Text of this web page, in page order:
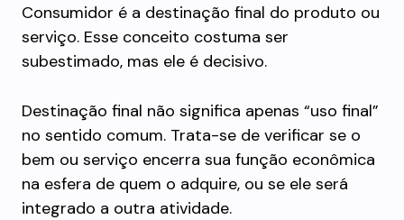
Consumidor é a destinação final do produto ou
serviço. Esse conceito costuma ser
subestimado, mas ele é decisivo.
Destinação final não significa apenas “uso final”
no sentido comum. Trata-se de verificar se o
bem ou serviço encerra sua função econômica
na esfera de quem o adquire, ou se ele será
integrado a outra atividade.